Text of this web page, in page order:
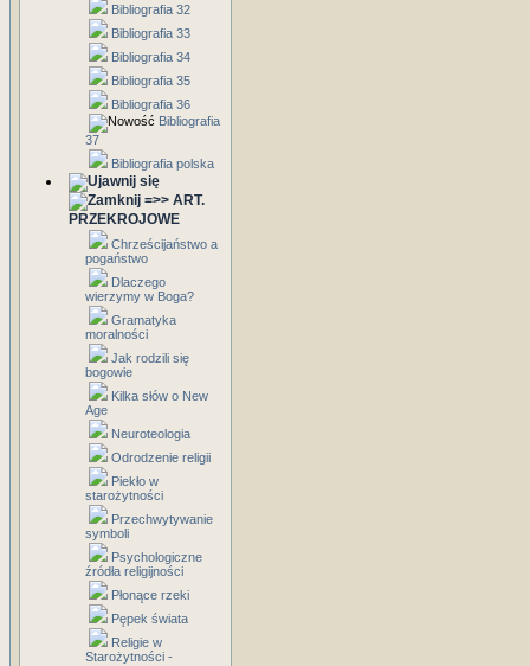
Bibliografia 32
Bibliografia 33
Bibliografia 34
Bibliografia 35
Bibliografia 36
Bibliografia
37
Bibliografia polska
=>> ART.
PRZEKROJOWE
Chrześcijaństwo a
pogaństwo
Dlaczego
wierzymy w Boga?
Gramatyka
moralności
Jak rodzili się
bogowie
Kilka słów o New
Age
Neuroteologia
Odrodzenie religii
Piekło w
starożytności
Przechwytywanie
symboli
Psychologiczne
źródła religijności
Płonące rzeki
Pępek świata
Religie w
Starożytności -